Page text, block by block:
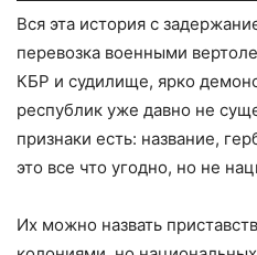
Вся эта история с
перевозка военными
КБР и судилище, ярко
республик уже давно не
признаки есть: название,
это все что угодно, но не
Их можно назвать